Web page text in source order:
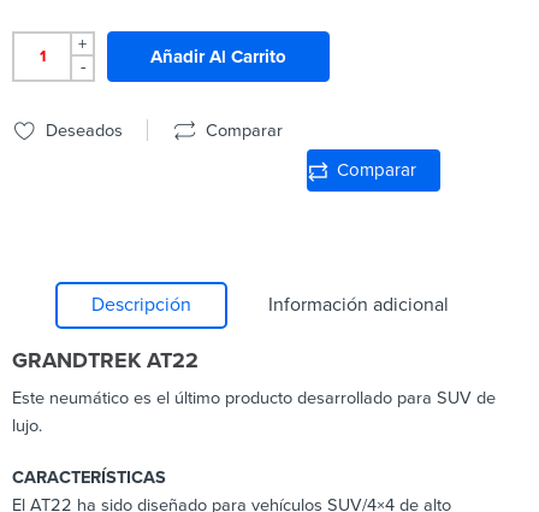
+
-
Añadir Al Carrito
Deseados Comparar
Comparar
Descripción Información adicional
GRANDTREK AT22
Este neumático es el último producto desarrollado para SUV de
lujo.
CARACTERÍSTICAS
El AT22 ha sido diseñado para vehículos SUV/4×4 de alto